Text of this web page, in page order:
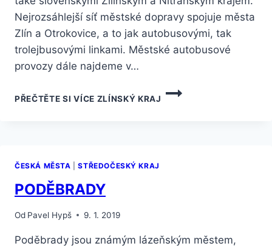
Nejrozsáhlejší síť městské dopravy spojuje města
Zlín a Otrokovice, a to jak autobusovými, tak
trolejbusovými linkami. Městské autobusové
provozy dále najdeme v…
PŘEČTĚTE SI VÍCE ZLÍNSKÝ KRAJ
ČESKÁ MĚSTA |STŘEDOČESKÝ KRAJ
PODĚBRADY
Od Pavel Hypš 9. 1. 2019
Poděbrady jsou známým lázeňským městem,